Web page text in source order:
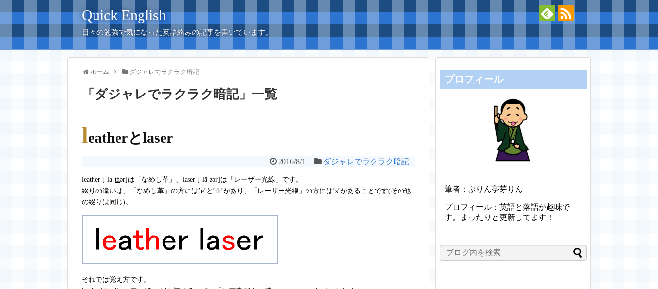
Quick English
日々の勉強で気になった英語絡みの記事を書いています。
ホーム ダジャレでラクラク暗記
「 ダジャレでラクラク暗記」 一覧
leatherとlaser
2016/8/1 ダジャレでラクラク暗記
leather [ˈla-thər] は「なめし革」、laser [ˈlā-zər]は「レーザー光線」です。
綴りの違いは、「なめし革」の方には’e’と’th’があり、「レーザー光線」の方には’s’があることです(その他
の綴りは同じ)。
それでは覚え方です。
プロフィール
筆者：ぷりん亭芽りん
プロフィール：英語と落語が趣味で
す。まったりと更新してます！